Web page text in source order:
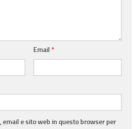
Email *
email e sito web in questo browser per